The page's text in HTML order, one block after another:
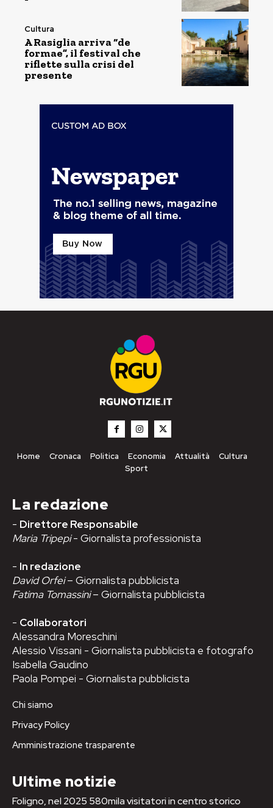
Cultura
A Rasiglia arriva “de
formae”, il festival che
riflette sulla crisi del
presente
Home Cronaca Politica Economia Attualità
Cultura
Sport
La redazione
- Direttore Responsabile
Maria Tripepi- Giornalista professionista
- In redazione
David Orfei– Giornalista pubblicista
Fatima Tomassini– Giornalista pubblicista
- Collaboratori
Alessandra Moreschini
Alessio Vissani - Giornalista pubblicista e fotografo
Isabella Gaudino
Paola Pompei - Giornalista pubblicista
Chi siamo
Privacy Policy
Amministrazione trasparente
Ultime notizie
Foligno, nel 2025 580mila visitatori in centro storico